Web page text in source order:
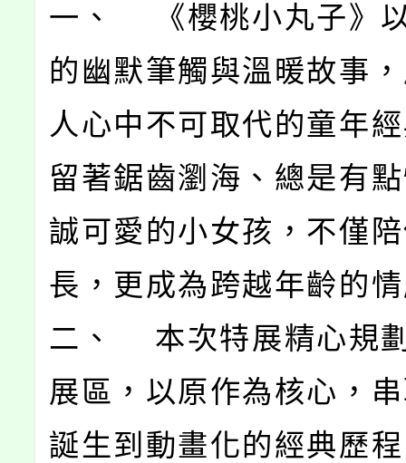
一、 《櫻桃小丸子》
的幽默筆觸與溫暖故事
人心中不可取代的童年
留著鋸齒瀏海、總是有
誠可愛的小女孩，不僅
長，更成為跨越年齡的
二、 本次特展精心規
展區，以原作為核心，
誕生到動畫化的經典歷